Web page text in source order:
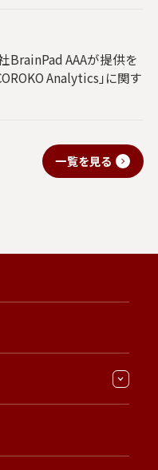
BrainPad AAAが提供を
Analytics」に関す
一覧を見る